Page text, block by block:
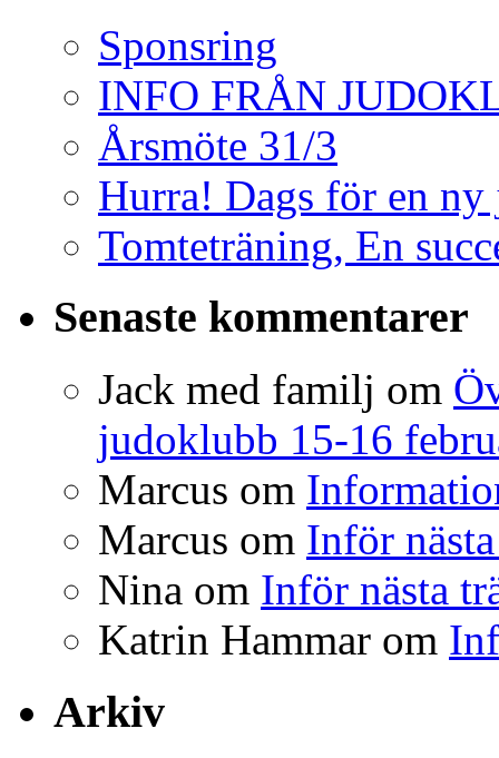
Sponsring
INFO FRÅN
Årsmöte 31/3
Hurra! Dags för en
Tomteträning, En
Senaste kommentarer
Jack med familj om
judoklubb 15-16
Marcus om
Marcus om Inför
Nina om Inför nästa
Katrin Hammar om
Arkiv